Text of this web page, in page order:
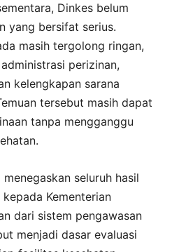
Dinkes belum
yang bersifat serius.
masih tergolong ringan,
perizinan,
kelengkapan sarana
tersebut masih dapat
tanpa mengganggu
seluruh hasil
Kementerian
dari sistem pengawasan
menjadi dasar evaluasi